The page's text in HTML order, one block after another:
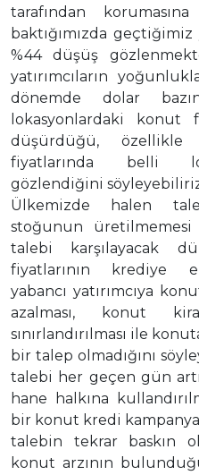
tarafından
baktığımızda
%44 düşüş
yatırımcıların
dönemde dolar
lokasyonlardaki konut
düşürdüğü,
fiyatlarında belli
gözlendiğini
Ülkemizde halen
stoğunun üretilmemesi
talebi karşılayacak
fiyatlarının krediye
yabancı yatırımcıya
azalması, konut
sınırlandırılması ile
bir talep olmadığını
talebi her geçen gün
hane halkına
bir konut kredi
talebin tekrar baskın
konut arzının